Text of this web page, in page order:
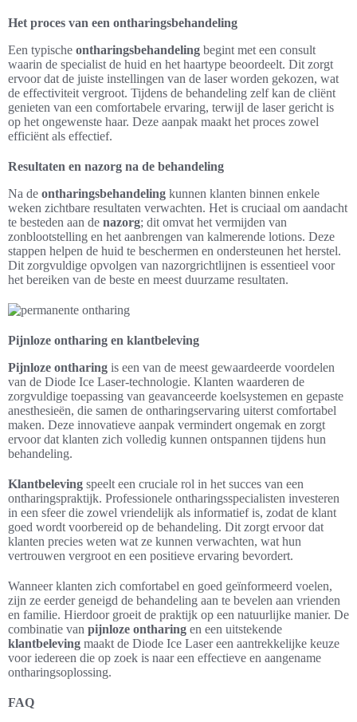
Het proces van een ontharingsbehandeling
Een typische ontharingsbehandeling begint met een consult
waarin de specialist de huid en het haartype beoordeelt. Dit zorgt
ervoor dat de juiste instellingen van de laser worden gekozen, wat
de effectiviteit vergroot. Tijdens de behandeling zelf kan de cliënt
genieten van een comfortabele ervaring, terwijl de laser gericht is
op het ongewenste haar. Deze aanpak maakt het proces zowel
efficiënt als effectief.
Resultaten en nazorg na de behandeling
Na de ontharingsbehandeling kunnen klanten binnen enkele
weken zichtbare resultaten verwachten. Het is cruciaal om aandacht
te besteden aan de nazorg; dit omvat het vermijden van
zonblootstelling en het aanbrengen van kalmerende lotions. Deze
stappen helpen de huid te beschermen en ondersteunen het herstel.
Dit zorgvuldige opvolgen van nazorgrichtlijnen is essentieel voor
het bereiken van de beste en meest duurzame resultaten.
Pijnloze ontharing en klantbeleving
Pijnloze ontharing is een van de meest gewaardeerde voordelen
van de Diode Ice Laser-technologie. Klanten waarderen de
zorgvuldige toepassing van geavanceerde koelsystemen en gepaste
anesthesieën, die samen de ontharingservaring uiterst comfortabel
maken. Deze innovatieve aanpak vermindert ongemak en zorgt
ervoor dat klanten zich volledig kunnen ontspannen tijdens hun
behandeling.
Klantbeleving speelt een cruciale rol in het succes van een
ontharingspraktijk. Professionele ontharingsspecialisten investeren
in een sfeer die zowel vriendelijk als informatief is, zodat de klant
goed wordt voorbereid op de behandeling. Dit zorgt ervoor dat
klanten precies weten wat ze kunnen verwachten, wat hun
vertrouwen vergroot en een positieve ervaring bevordert.
Wanneer klanten zich comfortabel en goed geïnformeerd voelen,
zijn ze eerder geneigd de behandeling aan te bevelen aan vrienden
en familie. Hierdoor groeit de praktijk op een natuurlijke manier. De
combinatie van pijnloze ontharing en een uitstekende
klantbeleving maakt de Diode Ice Laser een aantrekkelijke keuze
voor iedereen die op zoek is naar een effectieve en aangename
ontharingsoplossing.
FAQ